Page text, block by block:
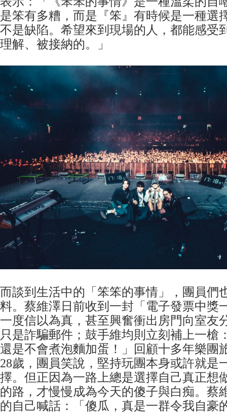
是笨有多糟，而是『笨』有時候是一種選
不是缺陷。希望來到現場的人，都能感受
理解、被接納的。」
而談到生活中的「笨笨的事情」，團員們
料。蔡維澤日前收到一封「電子發票中獎
一度信以為真，甚至興奮衝出房門向室友
只是詐騙郵件；鼓手維均則立刻補上一槍
還是不會煮泡麵加蛋！」回顧十多年樂團
28歲，團員笑說，堅持玩團本身或許就是
擇。但正因為一路上總是選擇自己真正想
的路，才慢慢成為今天的傻子與白痴。蔡
的自己喊話：「傻瓜，真是一群令我自豪